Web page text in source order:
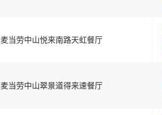
麦当劳中山悦来南路天虹餐厅
麦当劳中山翠景道得来速餐厅